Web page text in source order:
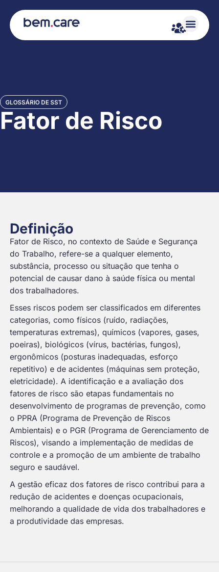
GLOSSÁRIO DE SST
Fator de Risco
Definição
Fator de Risco, no contexto de Saúde e Segurança
do Trabalho, refere-se a qualquer elemento,
substância, processo ou situação que tenha o
potencial de causar dano à saúde física ou mental
dos trabalhadores.
Esses riscos podem ser classificados em diferentes
categorias, como físicos (ruído, radiações,
temperaturas extremas), químicos (vapores, gases,
poeiras), biológicos (vírus, bactérias, fungos),
ergonômicos (posturas inadequadas, esforço
repetitivo) e de acidentes (máquinas sem proteção,
eletricidade). A identificação e a avaliação dos
fatores de risco são etapas fundamentais no
desenvolvimento de programas de prevenção, como
o PPRA (Programa de Prevenção de Riscos
Ambientais) e o PGR (Programa de Gerenciamento de
Riscos), visando a implementação de medidas de
controle e a promoção de um ambiente de trabalho
seguro e saudável.
A gestão eficaz dos fatores de risco contribui para a
redução de acidentes e doenças ocupacionais,
melhorando a qualidade de vida dos trabalhadores e
a produtividade das empresas.